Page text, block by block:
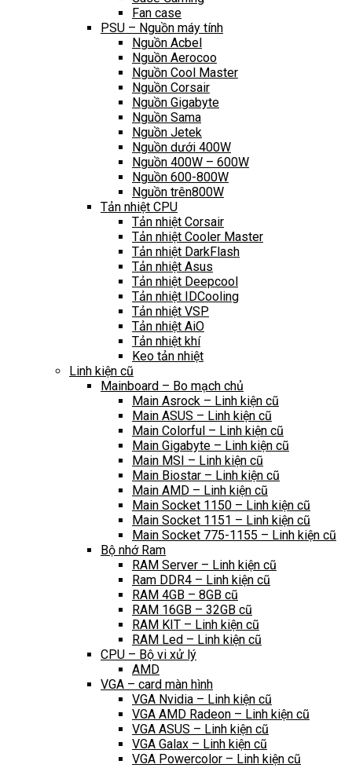
Fan case
PSU – Nguồn máy tính
Nguồn Acbel
Nguồn Aerocoo
Nguồn Cool Master
Nguồn Corsair
Nguồn Gigabyte
Nguồn Sama
Nguồn Jetek
Nguồn dưới 400W
Nguồn 400W – 600W
Nguồn 600-800W
Nguồn trên800W
Tản nhiệt CPU
Tản nhiệt Corsair
Tản nhiệt Cooler Master
Tản nhiệt DarkFlash
Tản nhiệt Asus
Tản nhiệt Deepcool
Tản nhiệt IDCooling
Tản nhiệt VSP
Tản nhiệt AiO
Tản nhiệt khí
Keo tản nhiệt
Linh kiện cũ
Mainboard – Bo mạch chủ
Main Asrock – Linh kiện cũ
Main ASUS – Linh kiện cũ
Main Colorful – Linh kiện cũ
Main Gigabyte – Linh kiện cũ
Main MSI – Linh kiện cũ
Main Biostar – Linh kiện cũ
Main AMD – Linh kiện cũ
Main Socket 1150 – Linh kiện cũ
Main Socket 1151 – Linh kiện cũ
Main Socket 775-1155 – Linh kiện cũ
Bộ nhớ Ram
RAM Server – Linh kiện cũ
Ram DDR4 – Linh kiện cũ
RAM 4GB – 8GB cũ
RAM 16GB – 32GB cũ
RAM KIT – Linh kiện cũ
RAM Led – Linh kiện cũ
CPU – Bộ vi xử lý
AMD
VGA – card màn hình
VGA Nvidia – Linh kiện cũ
VGA AMD Radeon – Linh kiện cũ
VGA ASUS – Linh kiện cũ
VGA Galax – Linh kiện cũ
VGA Powercolor – Linh kiện cũ